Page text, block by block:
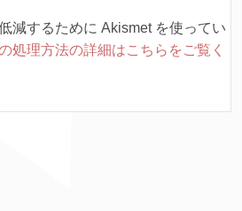
減するために Akismet を使ってい
処理方法の詳細はこちらをご覧く